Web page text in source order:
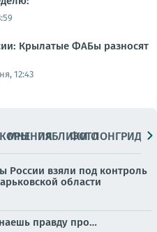
Крылатые ФАБы разносят
12:43
МНЕНИЯПАБЛИКИ
ФОТОЛОНГРИДЫ
России взяли под контроль
области
правду про…